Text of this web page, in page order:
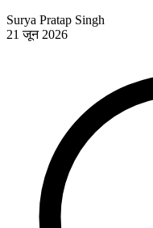
Surya Pratap Singh
21 जून 2026